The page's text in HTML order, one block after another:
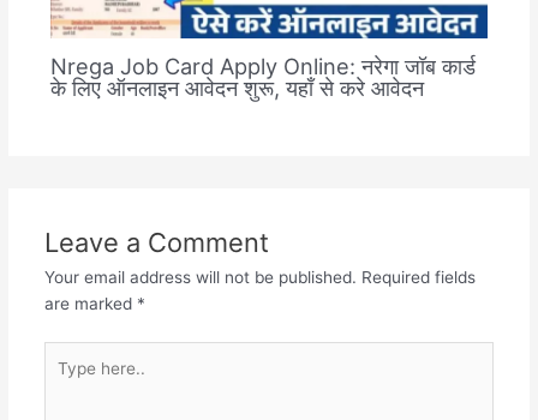
Nrega Job Card Apply Online: नरेगा जॉब कार्ड
के लिए ऑनलाइन आवेदन शुरू, यहाँ से करे आवेदन
Leave a Comment
Your email address will not be published. Required fields
are marked *
here..